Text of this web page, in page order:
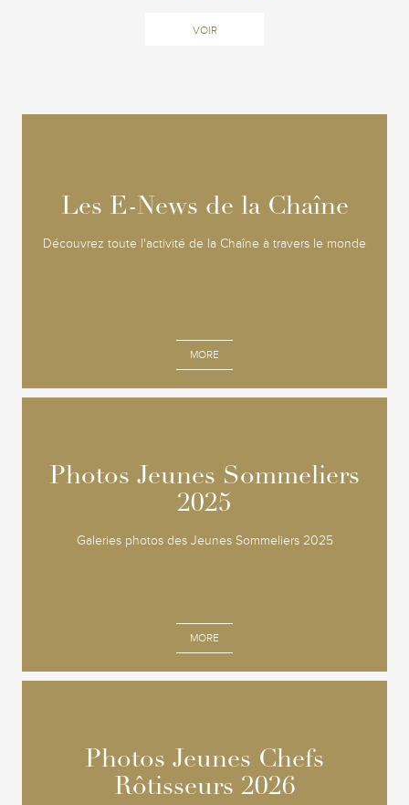
VOIR
Les E-News de la Chaîne
Découvrez toute l'activité de la Chaîne à travers le monde
MORE
Les E-News de la Chaîne
Photos Jeunes Sommeliers
2025
Galeries photos des Jeunes Sommeliers 2025
MORE
Photos Jeunes Sommeliers
2025
Photos Jeunes Chefs
Rôtisseurs 2026
Photos Jeunes Chefs
Rôtisseurs 2026